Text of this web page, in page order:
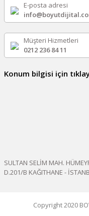
E-posta adresi
Müşteri Hizmetleri
0212 236 84 11
Konum bilgisi için
SULTAN SELİM MAH.
D.201/B KAĞITHANE -
Copyright 2020